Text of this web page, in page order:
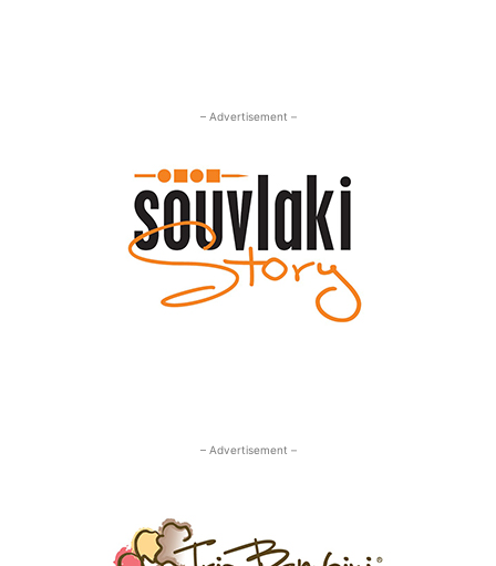
– Advertisement –
– Advertisement –